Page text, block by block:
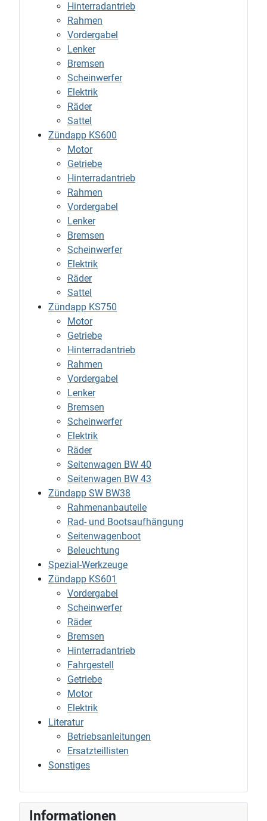
Hinterradantrieb
Rahmen
Vordergabel
Lenker
Bremsen
Scheinwerfer
Elektrik
Räder
Sattel
Zündapp KS600
Motor
Getriebe
Hinterradantrieb
Rahmen
Vordergabel
Lenker
Bremsen
Scheinwerfer
Elektrik
Räder
Sattel
Zündapp KS750
Motor
Getriebe
Hinterradantrieb
Rahmen
Vordergabel
Lenker
Bremsen
Scheinwerfer
Elektrik
Räder
Seitenwagen BW 40
Seitenwagen BW 43
Zündapp SW BW38
Rahmenanbauteile
Rad- und Bootsaufhängung
Seitenwagenboot
Beleuchtung
Spezial-Werkzeuge
Zündapp KS601
Vordergabel
Scheinwerfer
Räder
Bremsen
Hinterradantrieb
Fahrgestell
Getriebe
Motor
Elektrik
Literatur
Betriebsanleitungen
Ersatzteillisten
Sonstiges
Informationen